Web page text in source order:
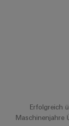
Erfolgreich
Maschinenjahre